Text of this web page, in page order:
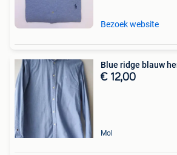
Bezoek website
Blue ridge blauw
€ 12,00
Mol